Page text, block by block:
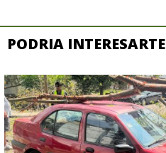
PODRIA INTERESARTE